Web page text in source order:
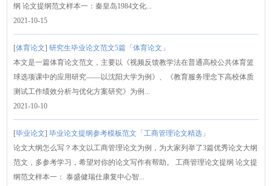
纲 论文提纲范文样本一：秦皇岛1984文化...
2021-10-15
[体育论文]研究生毕业论文范文5篇「体育论文」
本文是一篇体育论文范文，主要以《视频反馈教学法在普通高校公共体育篮
球选项课中的应用研究——以沈阳大学为例》、《教育服务理念下高校体质
测试工作绩效分析与优化方案研究》为例...
2021-10-10
[毕业论文]毕业论文提纲参考模板范文「工商管理论文精选」
论文大纲怎么写？本文以工商管理论文为例，为大家列举了3篇优秀论文大纲
范文，多参考学习，希望对你的论文写作有帮助。 工商管理论文提纲 论文提
纲范文样本一： 泰盛健瑞仕康复中心智...